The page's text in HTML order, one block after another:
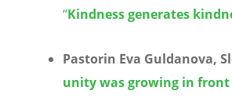
“Kindness generates
Pastorin Eva Guldanova,
unity was growing in front